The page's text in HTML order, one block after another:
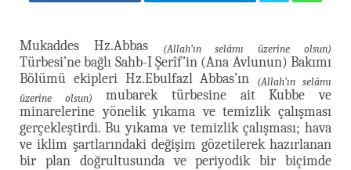
Mukaddes Hz.Abbas (Allah’ın selâmı üzerine olsun)
Türbesi’ne bağlı Sahb-I Şerîf’in (Ana Avlunun) Bakımı
Bölümü ekipleri Hz.Ebulfazl Abbas’ın
(Allah’ın selâmı
üzerine olsun)
mubarek türbesine ait Kubbe ve
minarelerine yönelik yıkama ve temizlik çalışması
gerçekleştirdi. Bu yıkama ve temizlik çalışması; hava
ve iklim şartlarındaki değişim gözetilerek hazırlanan
bir plan doğrultusunda ve periyodik bir biçimde